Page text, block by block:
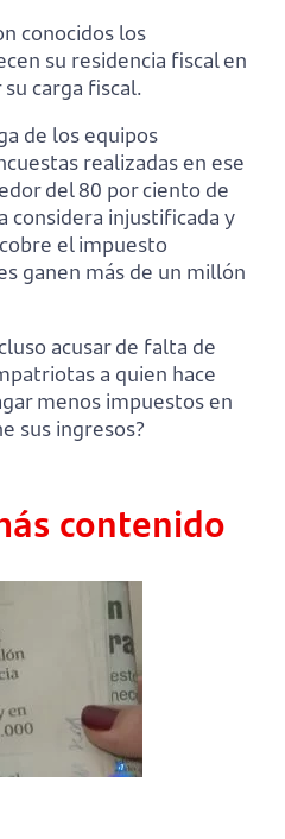
conocidos los
su residencia fiscal en
carga fiscal.
de los equipos
realizadas en ese
del 80 por ciento de
considera injustificada y
el impuesto
ganen más de un millón
acusar de falta de
a quien hace
menos impuestos en
sus ingresos?
contenido